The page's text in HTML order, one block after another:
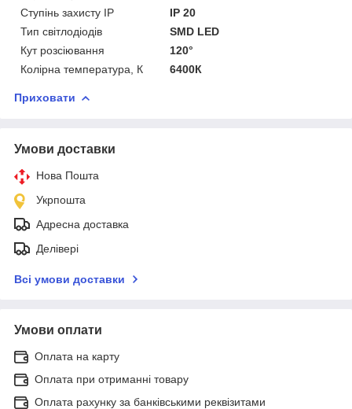
Ступінь захисту IP
IP 20
Тип світлодіодів
SMD LED
Кут розсіювання
120°
Колірна температура, К
6400К
Приховати
Умови доставки
Нова Пошта
Укрпошта
Адресна доставка
Делівері
Всі умови доставки
Умови оплати
Оплата на карту
Оплата при отриманні товару
Оплата рахунку за банківськими реквізитами